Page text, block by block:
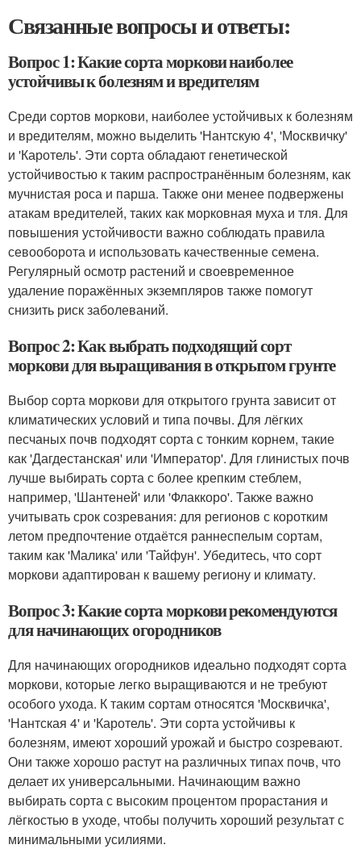
Связанные вопросы и ответы:
Вопрос 1: Какие сорта моркови наиболее
устойчивы к болезням и вредителям
Среди сортов моркови, наиболее устойчивых к болезням
и вредителям, можно выделить 'Нантскую 4', 'Москвичку'
и 'Каротель'. Эти сорта обладают генетической
устойчивостью к таким распространённым болезням, как
мучнистая роса и парша. Также они менее подвержены
атакам вредителей, таких как морковная муха и тля. Для
повышения устойчивости важно соблюдать правила
севооборота и использовать качественные семена.
Регулярный осмотр растений и своевременное
удаление поражённых экземпляров также помогут
снизить риск заболеваний.
Вопрос 2: Как выбрать подходящий сорт
моркови для выращивания в открытом грунте
Выбор сорта моркови для открытого грунта зависит от
климатических условий и типа почвы. Для лёгких
песчаных почв подходят сорта с тонким корнем, такие
как 'Дагдестанская' или 'Император'. Для глинистых почв
лучше выбирать сорта с более крепким стеблем,
например, 'Шантеней' или 'Флаккоро'. Также важно
учитывать срок созревания: для регионов с коротким
летом предпочтение отдаётся раннеспелым сортам,
таким как 'Малика' или 'Тайфун'. Убедитесь, что сорт
моркови адаптирован к вашему региону и климату.
Вопрос 3: Какие сорта моркови рекомендуются
для начинающих огородников
Для начинающих огородников идеально подходят сорта
моркови, которые легко выращиваются и не требуют
особого ухода. К таким сортам относятся 'Москвичка',
'Нантская 4' и 'Каротель'. Эти сорта устойчивы к
болезням, имеют хороший урожай и быстро созревают.
Они также хорошо растут на различных типах почв, что
делает их универсальными. Начинающим важно
выбирать сорта с высоким процентом прорастания и
лёгкостью в уходе, чтобы получить хороший результат с
минимальными усилиями.